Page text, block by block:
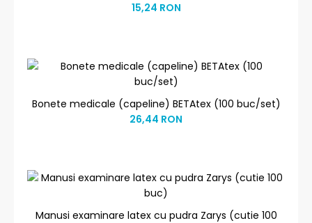
15,24 RON
Bonete medicale (capeline) BETAtex (100 buc/set)
26,44 RON
Manusi examinare latex cu pudra Zarys (cutie 100